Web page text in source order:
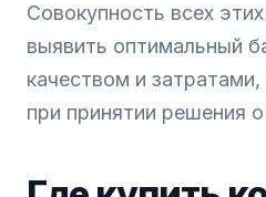
Совокупность всех
выявить оптимальный
качеством и
при принятии решения о